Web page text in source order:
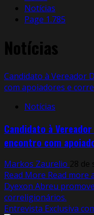
Notícias
Page 1.785
Notícias
Candidato à Vereador
com apoiadores e
Notícias
Candidato à
encontro com
Markos Zaurelio 28 de
Read More Read more
Dyexon Abreu
correligionários.
Entrevista Exclusiva